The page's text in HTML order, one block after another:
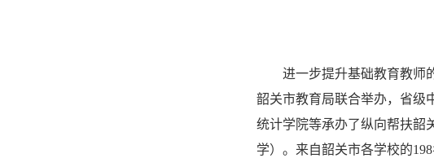
进一步提升基础教育教师
韶关市教育局联合举办，省级
统计学院等承办了纵向帮扶韶
学）。来自韶关市各学校的